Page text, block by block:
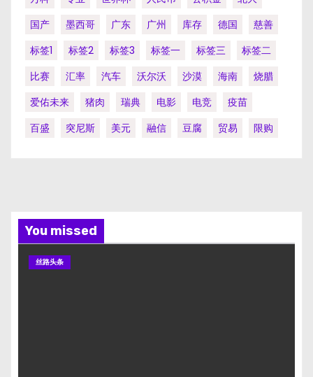
国产
墨西哥 广东 广州 库存 德国
慈善
标签1
标签2 标签3 标签一 标签三
标签二
比赛
汇率 汽车 沃尔沃 沙漠 海南
烧腊
爱佑未来
猪肉 瑞典 电影 电竞
疫苗
百盛
突尼斯 美元 融信 豆腐 贸易 限购
You missed
丝路头条